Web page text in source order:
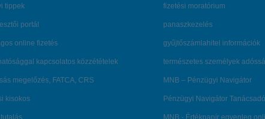
tippek
portál
online fizetés
kapcsolatos közzétételek
megelőzés, FATCA, CRS
kisokos
fizetési moratórium
panaszkezelés
gyűjtőszámlahitel információk
természetes személyek
MNB – Pénzügyi Navigátor
Pénzügyi Navigátor
MNB - Értékpapír egyenleg